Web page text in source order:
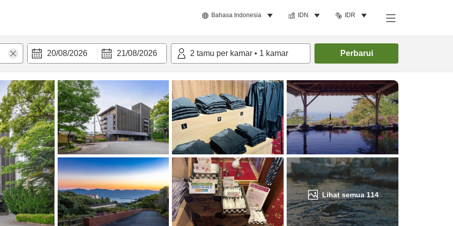
Bahasa Indonesia IDN IDR
20/08/2026 21/08/2026 2 tamu per kamar • 1 kamar Perbarui
Lihat semua114
Cari kamar